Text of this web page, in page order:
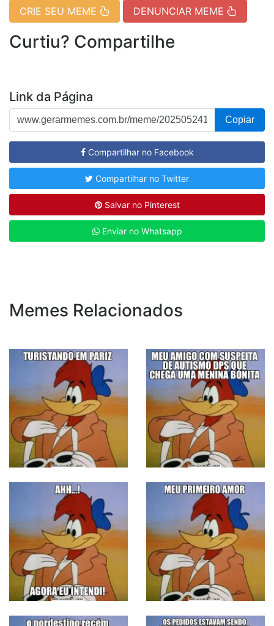
CRIE SEU MEME DENUNCIAR MEME
Curtiu? Compartilhe
Link da Página
Copiar
Compartilhar no Facebook
Compartilhar no Twitter
Salvar no Pinterest
Enviar no Whatsapp
Memes Relacionados